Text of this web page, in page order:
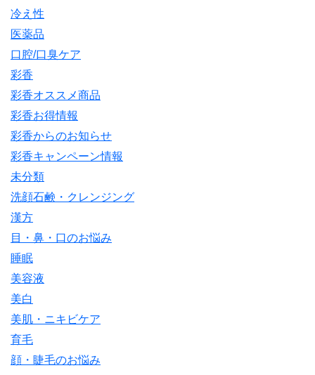
冷え性
医薬品
口腔/口臭ケア
彩香
彩香オススメ商品
彩香お得情報
彩香からのお知らせ
彩香キャンペーン情報
未分類
洗顔石鹸・クレンジング
漢方
目・鼻・口のお悩み
睡眠
美容液
美白
美肌・ニキビケア
育毛
顔・睫毛のお悩み